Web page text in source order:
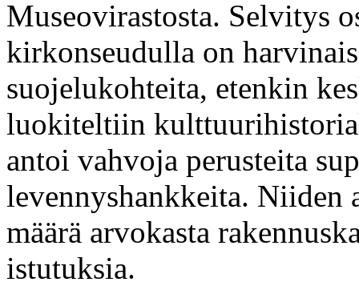
Museovirastosta. Selvitys
kirkonseudulla on
suojelukohteita, etenkin
luokiteltiin
antoi vahvoja perusteita
levennyshankkeita. Niiden
määrä arvokasta
istutuksia.